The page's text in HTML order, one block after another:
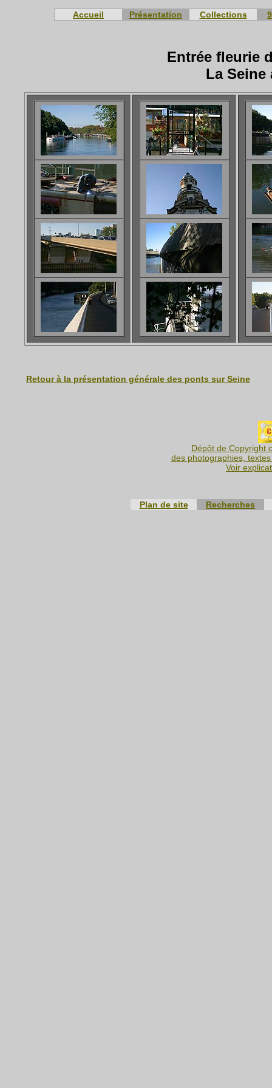
Accueil Présentation Collections
Entrée fleurie
La Seine
Retour à la présentation générale des ponts sur Seine
Dépôt de Copyright
des photographies,
Voir
Plan de site Recherches